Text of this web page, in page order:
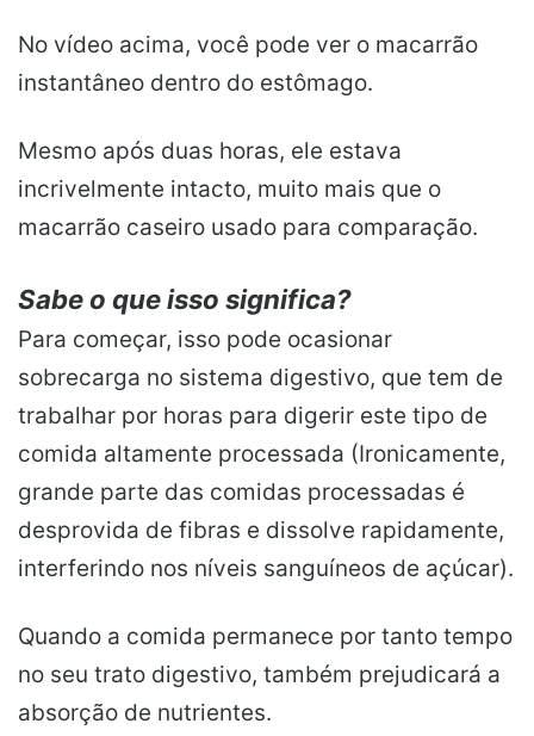
No vídeo acima, você pode ver o macarrão
instantâneo dentro do estômago.
Mesmo após duas horas, ele estava
incrivelmente intacto, muito mais que o
macarrão caseiro usado para comparação.
Sabe o que isso significa?
Para começar, isso pode ocasionar
sobrecarga no sistema digestivo, que tem de
trabalhar por horas para digerir este tipo de
comida altamente processada (Ironicamente,
grande parte das comidas processadas é
desprovida de fibras e dissolve rapidamente,
interferindo nos níveis sanguíneos de açúcar).
Quando a comida permanece por tanto tempo
no seu trato digestivo, também prejudicará a
absorção de nutrientes.